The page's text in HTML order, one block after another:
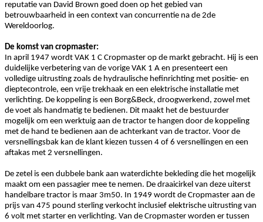
reputatie van David Brown goed doen op het gebied van
betrouwbaarheid in een context van concurrentie na de 2de
Wereldoorlog.
De komst van cropmaster:
In april 1947 wordt VAK 1 C Cropmaster op de markt gebracht. Hij is een
duidelijke verbetering van de vorige VAK 1 A en presenteert een
volledige uitrusting zoals de hydraulische hefinrichting met positie- en
dieptecontrole, een vrije trekhaak en een elektrische installatie met
verlichting. De koppeling is een Borg&Beck, droogwerkend, zowel met
de voet als handmatig te bedienen. Dit maakt het de bestuurder
mogelijk om een werktuig aan de tractor te hangen door de koppeling
met de hand te bedienen aan de achterkant van de tractor. Voor de
versnellingsbak kan de klant kiezen tussen 4 of 6 versnellingen en een
aftakas met 2 versnellingen.
De zetel is een dubbele bank aan waterdichte bekleding die het mogelijk
maakt om een passagier mee te nemen. De draaicirkel van deze uiterst
handelbare tractor is maar 3m50. In 1949 wordt de Cropmaster aan de
prijs van 475 pound sterling verkocht inclusief elektrische uitrusting van
6 volt met starter en verlichting. Van de Cropmaster worden er tussen